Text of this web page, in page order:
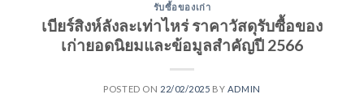
รับซื้อของเก่า
เบียร์สิงห์ลังละเท่าไหร่ ราคาวัสดุรับซื้อของ
เก่ายอดนิยมและข้อมูลสำคัญปี 2566
POSTED ON 22/02/2025 BY ADMIN